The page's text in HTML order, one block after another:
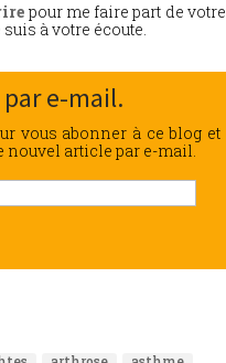
pour me faire part de votre
à votre écoute.
e-mail.
vous abonner à ce blog et
nouvel article par e-mail.